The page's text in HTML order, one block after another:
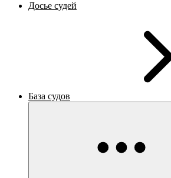
Досье судей
База судов